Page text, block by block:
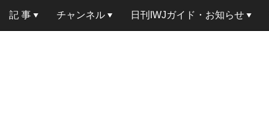
記 事 チャンネル 日刊IWJガイド・お知らせ